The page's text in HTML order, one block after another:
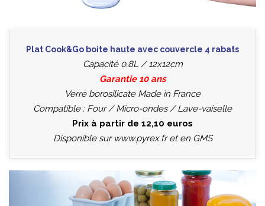
Plat Cook&Go boite haute avec couvercle 4 rabats
Capacité 0.8L / 12x12cm
Garantie 10 ans
Verre borosilicate Made in France
Compatible : Four / Micro-ondes / Lave-vaiselle
Prix à partir de 12,10 euros
Disponible sur www.pyrex.fret en GMS